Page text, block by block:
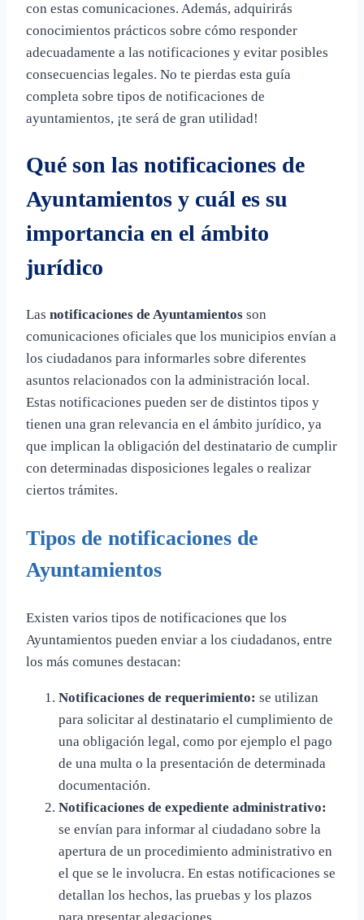
con estas comunicaciones. Además, adquirirás
conocimientos prácticos sobre cómo responder
adecuadamente a las notificaciones y evitar posibles
consecuencias legales. No te pierdas esta guía
completa sobre tipos de notificaciones de
ayuntamientos, ¡te será de gran utilidad!
Qué son las notificaciones de
Ayuntamientos y cuál es su
importancia en el ámbito
jurídico
Las notificaciones de Ayuntamientos son
comunicaciones oficiales que los municipios envían a
los ciudadanos para informarles sobre diferentes
asuntos relacionados con la administración local.
Estas notificaciones pueden ser de distintos tipos y
tienen una gran relevancia en el ámbito jurídico, ya
que implican la obligación del destinatario de cumplir
con determinadas disposiciones legales o realizar
ciertos trámites.
Tipos de notificaciones de
Ayuntamientos
Existen varios tipos de notificaciones que los
Ayuntamientos pueden enviar a los ciudadanos, entre
los más comunes destacan:
Notificaciones de requerimiento: se utilizan
para solicitar al destinatario el cumplimiento de
una obligación legal, como por ejemplo el pago
de una multa o la presentación de determinada
documentación.
Notificaciones de expediente administrativo:
se envían para informar al ciudadano sobre la
apertura de un procedimiento administrativo en
el que se le involucra. En estas notificaciones se
detallan los hechos, las pruebas y los plazos